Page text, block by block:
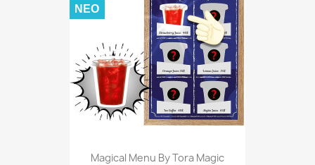
Magical Menu By Tora Magic
ΝΈΟ